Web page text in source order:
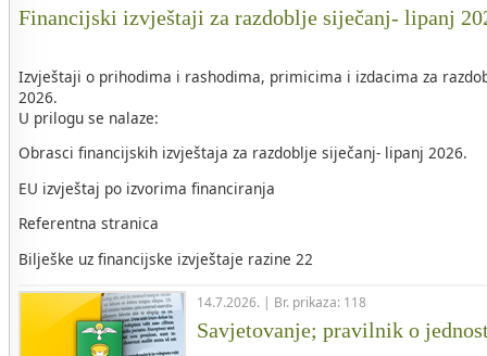
Financijski izvještaji za razdoblje siječanj- lipanj
Izvještaji o prihodima i rashodima, primicima i izdacima za
2026.
U prilogu se nalaze:
Obrasci financijskih izvještaja za razdoblje siječanj- lipanj 2026.
EU izvještaj po izvorima financiranja
Referentna stranica
Bilješke uz financijske izvještaje razine 22
14.7.2026. | Br. prikaza: 118
Savjetovanje; pravilnik o